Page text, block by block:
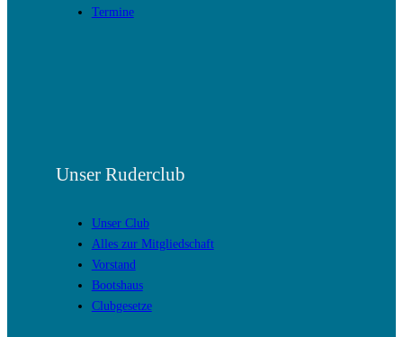
Termine
Unser Ruderclub
Unser Club
Alles zur Mitgliedschaft
Vorstand
Bootshaus
Clubgesetze